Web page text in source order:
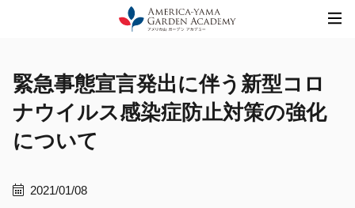
緊急事態宣言発出に伴う新型コロ
ナウイルス感染症防止対策の強化
について
2021/01/08